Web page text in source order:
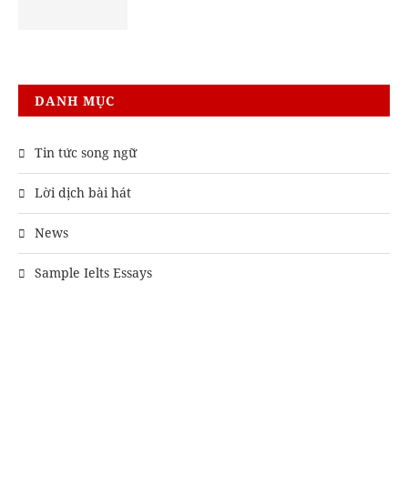
DANH MỤC
Tin tức song ngữ
Lời dịch bài hát
News
Sample Ielts Essays